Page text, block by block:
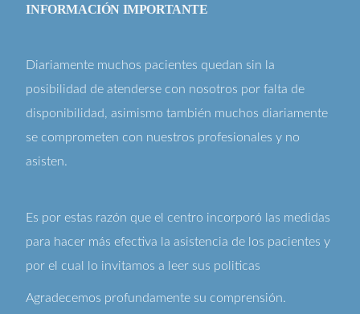
INFORMACIÓN IMPORTANTE
Diariamente muchos pacientes quedan sin la
posibilidad de atenderse con nosotros por falta de
disponibilidad, asimismo también muchos diariamente
se comprometen con nuestros profesionales y no
asisten.
Es por estas razón que el centro incorporó las medidas
para hacer más efectiva la asistencia de los pacientes y
por el cual lo invitamos a leer sus politicas
Agradecemos profundamente su comprensión.